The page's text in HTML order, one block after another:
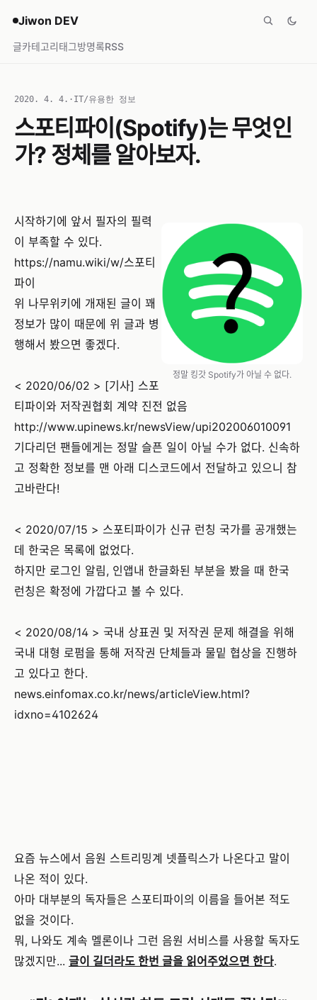
Jiwon DEV
글카테고리태그방명록RSS
2020. 4. 4. · IT/유용한 정보
스포티파이(Spotify)는 무엇인
가? 정체를 알아보자.
정말 킹갓 Spotify가 아닐 수 없다.
시작하기에 앞서 필자의 필력
이 부족할 수 있다.
https://namu.wiki/w/스포티
파이
위 나무위키에 개재된 글이 꽤
정보가 많이 때문에 위 글과 병
행해서 봤으면 좋겠다.
< 2020/06/02 > [기사] 스포
티파이와 저작권협회 계약 진전 없음
http://www.upinews.kr/newsView/upi202006010091
기다리던 팬들에게는 정말 슬픈 일이 아닐 수가 없다. 신속하
고 정확한 정보를 맨 아래 디스코드에서 전달하고 있으니 참
고바란다!
< 2020/07/15 > 스포티파이가 신규 런칭 국가를 공개했는
데 한국은 목록에 없었다.
하지만 로그인 알림, 인앱내 한글화된 부분을 봤을 때 한국
런칭은 확정에 가깝다고 볼 수 있다.
< 2020/08/14 > 국내 상표권 및 저작권 문제 해결을 위해
국내 대형 로펌을 통해 저작권 단체들과 물밑 협상을 진행하
고 있다고 한다.
news.einfomax.co.kr/news/articleView.html?
idxno=4102624
요즘 뉴스에서 음원 스트리밍계 넷플릭스가 나온다고 말이
나온 적이 있다.
아마 대부분의 독자들은 스포티파이의 이름을 들어본 적도
없을 것이다.
뭐, 나와도 계속 멜론이나 그런 음원 서비스를 사용할 독자도
많겠지만... 글이 길더라도 한번 글을 읽어주었으면 한다.